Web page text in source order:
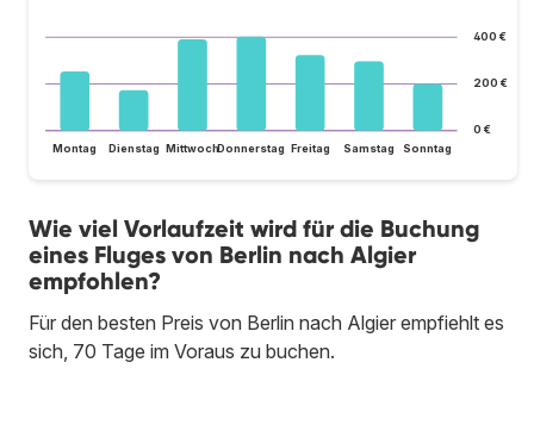
0 €
200 €
400 €
Montag Dienstag MittwochDonnerstag Freitag Samstag Sonntag
Wie viel Vorlaufzeit wird für die Buchung
eines Fluges von Berlin nach Algier
empfohlen?
Für den besten Preis von Berlin nach Algier empfiehlt es
sich, 70 Tage im Voraus zu buchen.